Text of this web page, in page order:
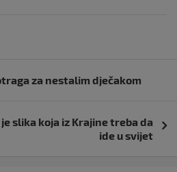
za nestalim dječakom
je slika koja iz Krajine treba da
ide u svijet